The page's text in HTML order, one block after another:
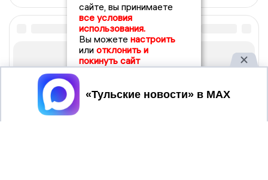
сайте, вы принимаете
все условия
использования.
Вы можете настроить
или отклонить и
покинуть сайт
Принять